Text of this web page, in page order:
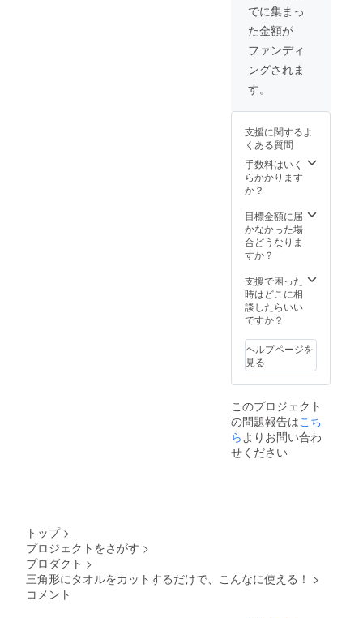
でに集まっ
た金額が
ファンディ
ングされま
す。
支援に関するよ
くある質問
手数料はいく
らかかります
か？
目標金額に届
かなかった場
合どうなりま
すか？
支援で困った
時はどこに相
談したらいい
ですか？
ヘルプページを
見る
このプロジェクト
の問題報告はこち
ら よりお問い合わ
せください
トップ >
プロジェクトをさがす >
プロダクト >
三角形にタオルをカットするだけで、こんなに使える！ >
コメント